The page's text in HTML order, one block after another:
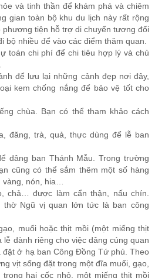
và tinh thần để khám phá và chiêm
gian toàn bộ khu du lịch này rất rộng
tiện hỗ trợ di chuyển tương đối
bộ nhiều để vào các điểm thăm quan.
toán chi phí để chi tiêu hợp lý và chủ
để lưu lại những cảnh đẹp nơi đây,
kem chống nắng để bảo vệ tốt cho
chùa. Bạn có thể tham khảo cách
đăng, trà, quả, thực dùng để lễ ban
dâng ban Thánh Mẫu. Trong trường
cũng có thể sắm thêm một số hàng
nón, hia…
chả… được làm cẩn thận, nấu chín.
Ngũ vị quan lớn tức là ban công
muối hoặc thịt mồi (một miếng thịt
dành riêng cho việc dâng cúng quan
đặt ở hạ ban Công Đồng Tứ phủ. Theo
vịt sống đặt trong một đĩa muối, gạo,
hai cốc nhỏ, một miếng thịt mồi